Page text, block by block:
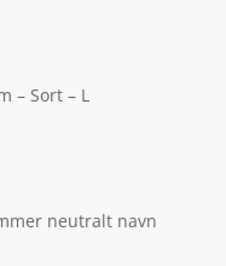
– Sort – L
neutralt navn